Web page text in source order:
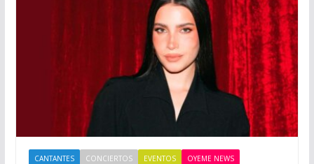
CANTANTES CONCIERTOS EVENTOS OYEME NEWS